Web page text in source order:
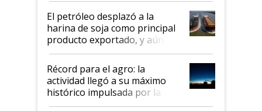
El petróleo desplazó a la
harina de soja como principal
producto exportado, y aún así
el agro aportó casi seis de cada
diez dólares y sostuvo el
liderazgo en un semestre
récord
Récord para el agro: la
actividad llegó a su máximo
histórico impulsada por la
cosecha y las exportaciones